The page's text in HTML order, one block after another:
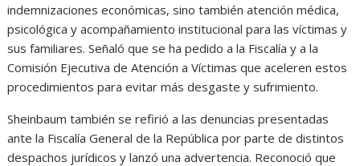
indemnizaciones económicas, sino también atención médica,
psicológica y acompañamiento institucional para las víctimas y
sus familiares. Señaló que se ha pedido a la Fiscalía y a la
Comisión Ejecutiva de Atención a Víctimas que aceleren estos
procedimientos para evitar más desgaste y sufrimiento.
Sheinbaum también se refirió a las denuncias presentadas
ante la Fiscalía General de la República por parte de distintos
despachos jurídicos y lanzó una advertencia. Reconoció que